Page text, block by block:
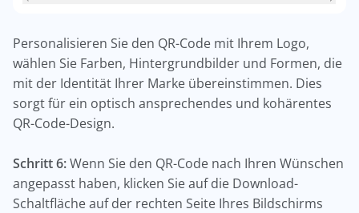
Personalisieren Sie den QR-Code mit Ihrem Logo,
wählen Sie Farben, Hintergrundbilder und Formen, die
mit der Identität Ihrer Marke übereinstimmen. Dies
sorgt für ein optisch ansprechendes und kohärentes
QR-Code-Design.
Schritt 6:Wenn Sie den QR-Code nach Ihren Wünschen
angepasst haben, klicken Sie auf die Download-
Schaltfläche auf der rechten Seite Ihres Bildschirms